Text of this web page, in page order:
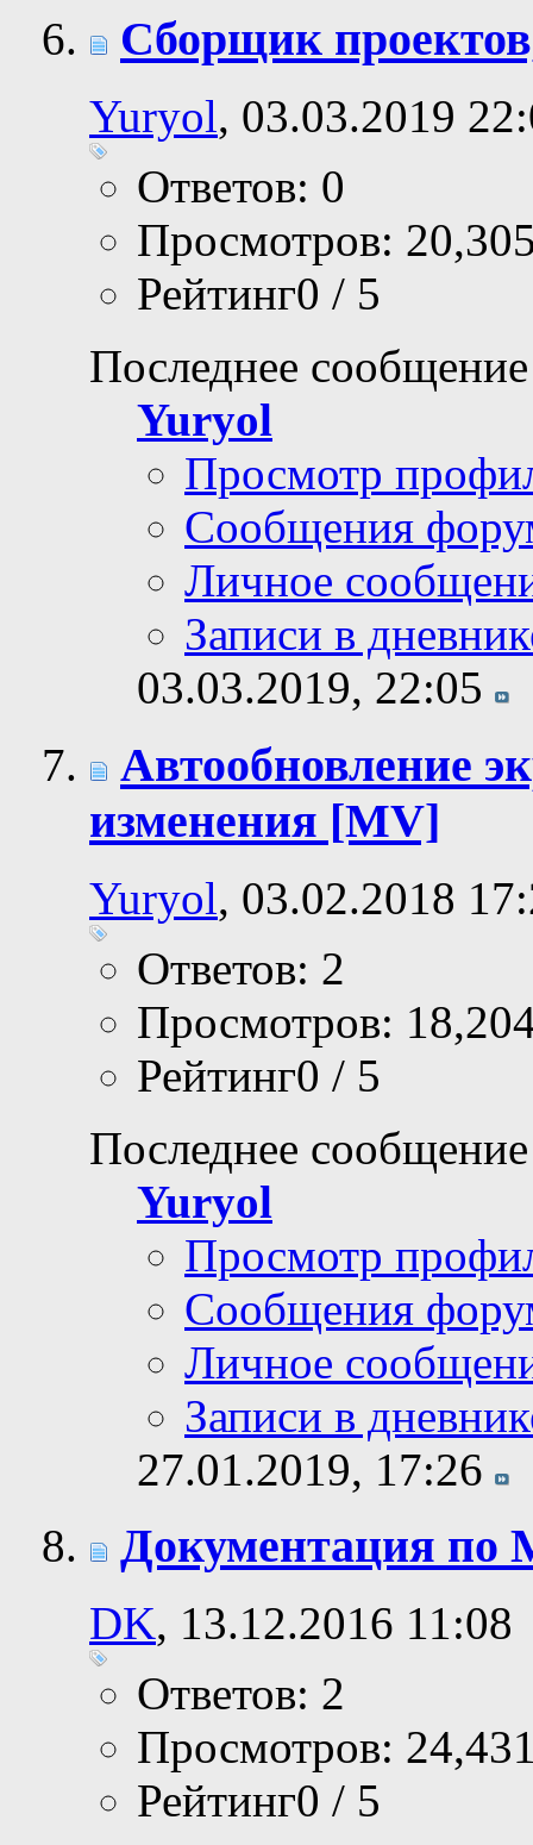
Сборщик
Yuryol, 03.03.2019
Ответов: 0
Просмотров:
Рейтинг0 / 5
Последнее
Yuryol
Просмотр
Сообщения
Личное
Записи в
03.03.2019, 22:05
Автообновление
изменения [MV]
Yuryol, 03.02.2018
Ответов: 2
Просмотров:
Рейтинг0 / 5
Последнее
Yuryol
Просмотр
Сообщения
Личное
Записи в
27.01.2019, 17:26
Документация по
DK, 13.12.2016 11:08
Ответов: 2
Просмотров:
Рейтинг0 / 5